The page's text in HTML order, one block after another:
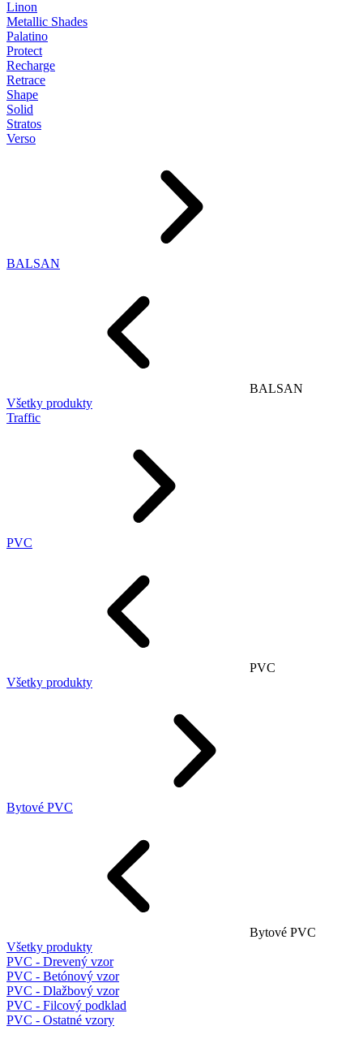
Linon
Metallic Shades
Palatino
Protect
Recharge
Retrace
Shape
Solid
Stratos
Verso
BALSAN
BALSAN
Všetky produkty
Traffic
PVC
PVC
Všetky produkty
Bytové PVC
Bytové PVC
Všetky produkty
PVC - Drevený vzor
PVC - Betónový vzor
PVC - Dlažbový vzor
PVC - Filcový podklad
PVC - Ostatné vzory